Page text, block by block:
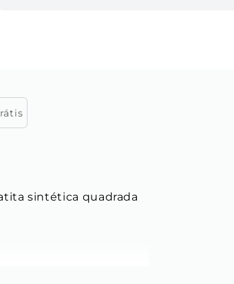
sintética quadrada